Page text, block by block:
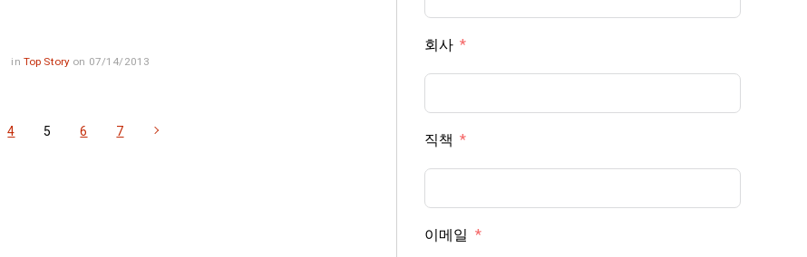
in Top Story on 07/14/2013
4 5 6 7
회사
직책
이메일